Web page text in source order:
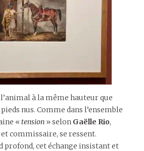
à la même hauteur que
nus. Comme dans l’ensemble
« tension » selon Gaëlle Rio,
commissaire, se ressent.
profond, cet échange insistant et